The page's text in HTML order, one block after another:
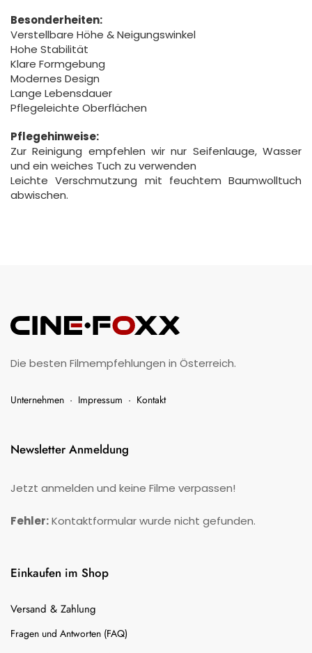
Besonderheiten:
Verstellbare Höhe & Neigungswinkel
Hohe Stabilität
Klare Formgebung
Modernes Design
Lange Lebensdauer
Pflegeleichte Oberflächen
Pflegehinweise:
Zur Reinigung empfehlen wir nur Seifenlauge, Wasser
und ein weiches Tuch zu verwenden
Leichte Verschmutzung mit feuchtem Baumwolltuch
abwischen.
Die besten Filmempfehlungen in Österreich.
Unternehmen · Impressum · Kontakt
Newsletter Anmeldung
Jetzt anmelden und keine Filme verpassen!
Fehler:Kontaktformular wurde nicht gefunden.
Einkaufen im Shop
Versand & Zahlung
Fragen und Antworten (FAQ)